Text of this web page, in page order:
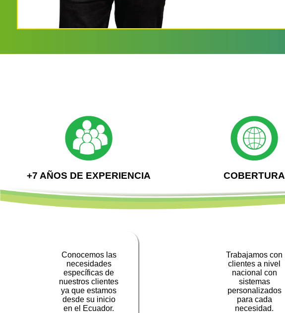
+7 AÑOS DE EXPERIENCIA
Conocemos las
necesidades
específicas de
nuestros clientes
ya que estamos
desde su inicio
en el Ecuador.
COBERTURA
Trabajamos con
clientes a nivel
nacional con
sistemas
personalizados
para cada
necesidad.